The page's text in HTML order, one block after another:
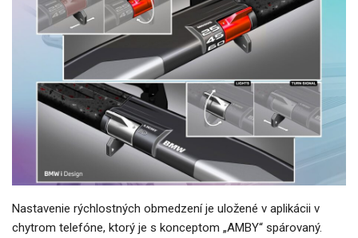
Nastavenie rýchlostných obmedzení je uložené v aplikácii v
chytrom telefóne, ktorý je s konceptom „AMBY“ spárovaný.